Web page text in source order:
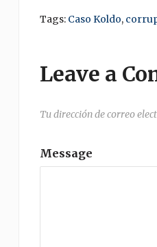
Tags: Caso Koldo,
Leave a
Tu dirección de correo
Message